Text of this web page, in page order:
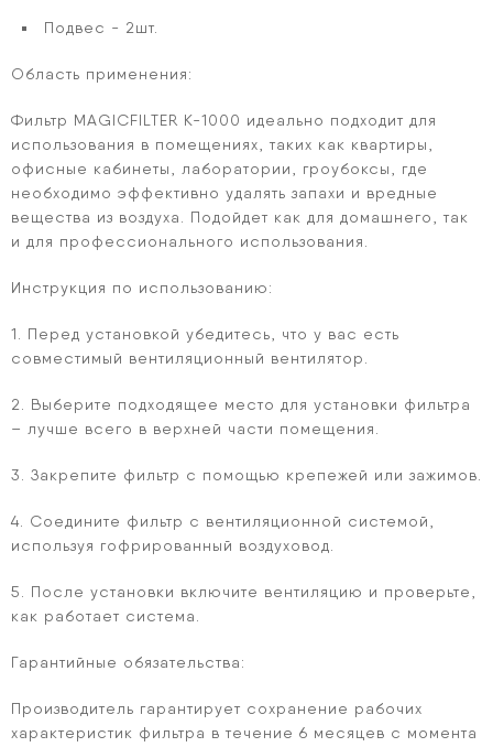
Подвес - 2шт.
Область применения:
Фильтр MAGICFILTER К-1000 идеально подходит для
использования в помещениях, таких как квартиры,
офисные кабинеты, лаборатории, гроубоксы, где
необходимо эффективно удалять запахи и вредные
вещества из воздуха. Подойдет как для домашнего, так
и для профессионального использования.
Инструкция по использованию:
1. Перед установкой убедитесь, что у вас есть
совместимый вентиляционный вентилятор.
2. Выберите подходящее место для установки фильтра
– лучше всего в верхней части помещения.
3. Закрепите фильтр с помощью крепежей или зажимов.
4. Соедините фильтр с вентиляционной системой,
используя гофрированный воздуховод.
5. После установки включите вентиляцию и проверьте,
как работает система.
Гарантийные обязательства:
Производитель гарантирует сохранение рабочих
характеристик фильтра в течение 6 месяцев с момента